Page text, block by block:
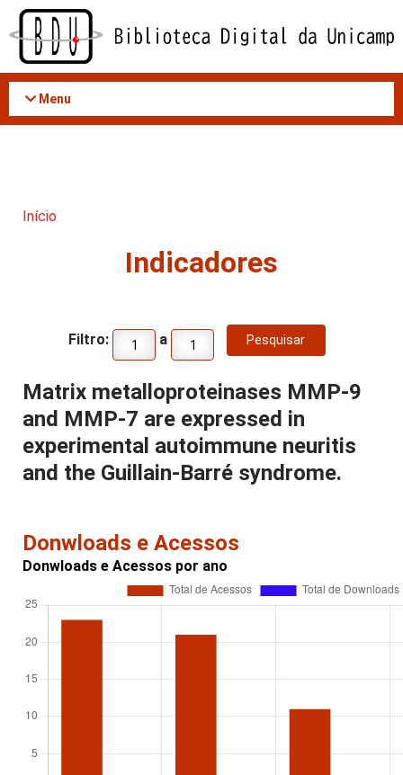
Acessar
conteúdo
Menu
Início
Indicadores
Filtro: a
Matrix metalloproteinases MMP-9
and MMP-7 are expressed in
experimental autoimmune neuritis
and the Guillain-Barré syndrome.
Donwloads e Acessos
Donwloads e Acessos por ano